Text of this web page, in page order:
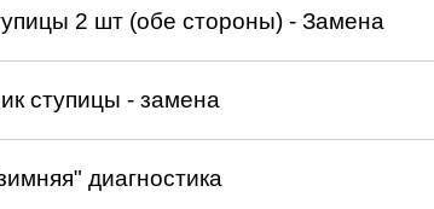
2 шт (обе стороны) - Замена
ступицы - замена
диагностика